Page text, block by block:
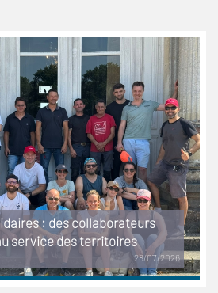
: des collaborateurs
service des territoires
28/07/2026